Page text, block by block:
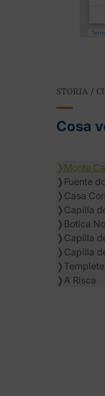
STORIA /
Cosa
❭ Monte
❭ Fuente
❭ Casa
❭ Capilla
❭ Botica
❭ Capilla
❭ Capilla
❭
❭ A Risca